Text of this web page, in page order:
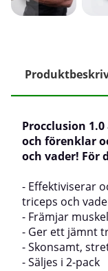
Procclusion
och förenklar
och vader! För
- Effektiviserar
triceps och
- Främjar
- Ger ett jämnt
- Skonsamt,
- Säljes i 2-pack